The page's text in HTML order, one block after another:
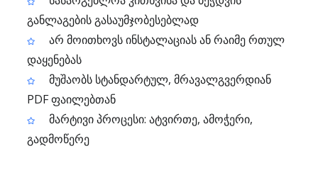
განლაგების გასაუმჯობესებლად
არ მოითხოვს ინსტალაციას ან რაიმე რთულ
დაყენებას
მუშაობს სტანდარტულ, მრავალგვერდიან
PDF ფაილებთან
მარტივი პროცესი: ატვირთე, ამოჭერი,
გადმოწერე